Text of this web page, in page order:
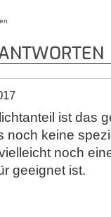
ist das
noch keine
noch
geeignet ist.